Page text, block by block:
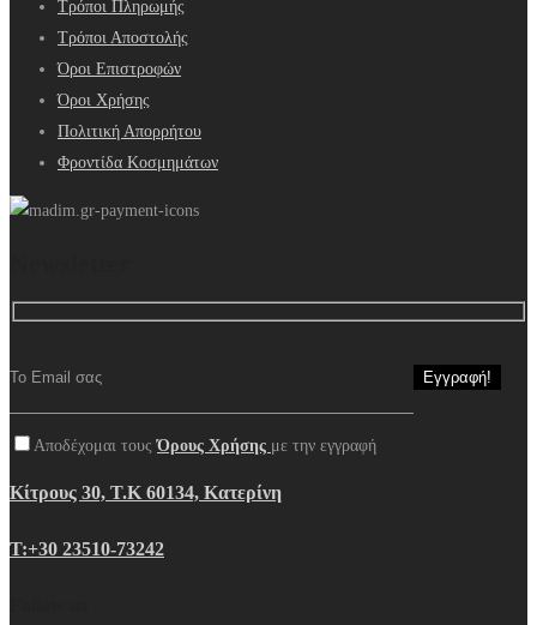
Τρόποι Πληρωμής
Τρόποι Αποστολής
Όροι Επιστροφών
Όροι Χρήσης
Πολιτική Απορρήτου
Φροντίδα Κοσμημάτων
Αποδέχομαι τουςΌρους Χρήσης με την εγγραφή
Κίτρους 30, Τ.Κ 60134, Κατερίνη
Τ:+30 23510-73242